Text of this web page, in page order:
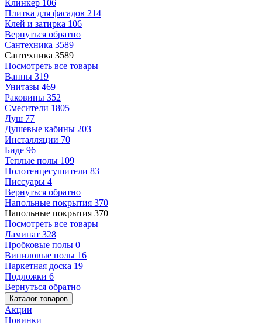
Клинкер 106
Плитка для фасадов 214
Клей и затирка 106
Вернуться обратно
Сантехника 3589
Сантехника 3589
Посмотреть все товары
Ванны 319
Унитазы 469
Раковины 352
Смесители 1805
Душ 77
Душевые кабины 203
Инсталляции 70
Биде 96
Теплые полы 109
Полотенцесушители 83
Писсуары 4
Вернуться обратно
Напольные покрытия 370
Напольные покрытия 370
Посмотреть все товары
Ламинат 328
Пробковые полы 0
Виниловые полы 16
Паркетная доска 19
Подложки 6
Вернуться обратно
Каталог товаров
Акции
Новинки